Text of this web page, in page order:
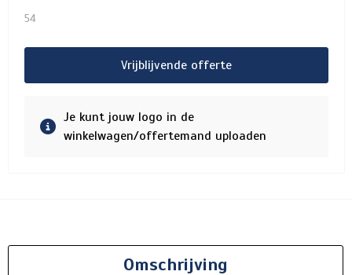
54
Vrijblijvende offerte
Je kunt jouw logo in de
winkelwagen/offertemand uploaden
Omschrijving